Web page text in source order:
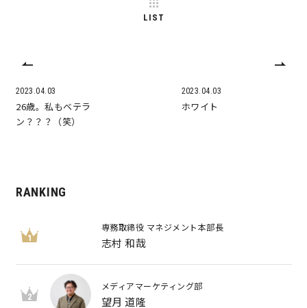
2023.04.03
26歳。私もベテラ
ン？？？（笑）
LIST
2023.04.03
ホワイト
RANKING
1
専務取締役 マネジメント本部長
志村 和哉
2
メディアマーケティング部
望月 道隆